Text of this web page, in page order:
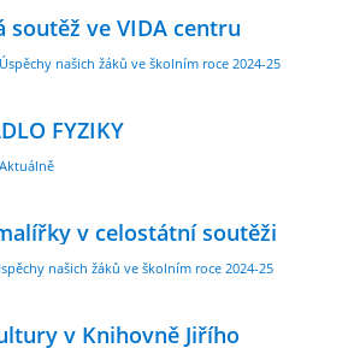
IČ: 70994099
soutěž ve VIDA centru
Úspěchy našich žáků ve školním roce 2024-25
FYZIKY
Aktuálně
v celostátní soutěži
našich žáků ve školním roce 2024-25
v Knihovně Jiřího